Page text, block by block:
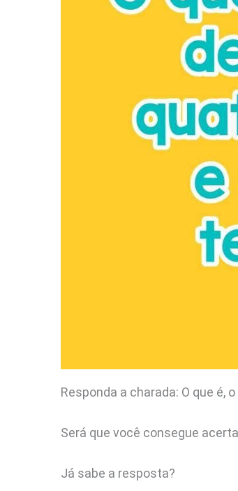
Responda a charada: O que é,
Será que você consegue
Já sabe a resposta?